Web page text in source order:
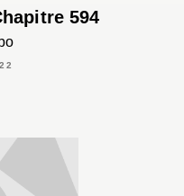
594